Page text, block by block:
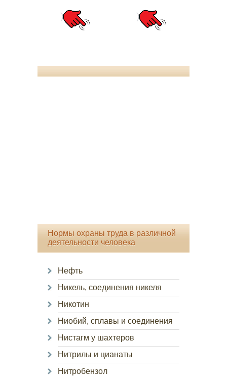
Нормы охраны труда в различной
деятельности человека
Нефть
Никель, соединения никеля
Никотин
Ниобий, сплавы и соединения
Нистагм у шахтеров
Нитрилы и цианаты
Нитробензол